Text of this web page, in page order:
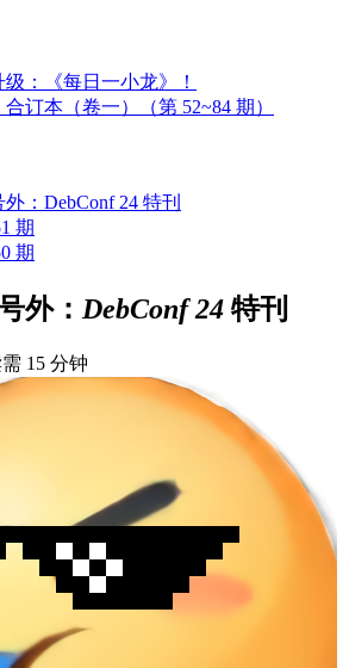
：《每日一小龙》！
订本（卷一）（第 52~84 期）
：DebConf 24 特刊
期
期
外：DebConf 24 特刊
15 分钟